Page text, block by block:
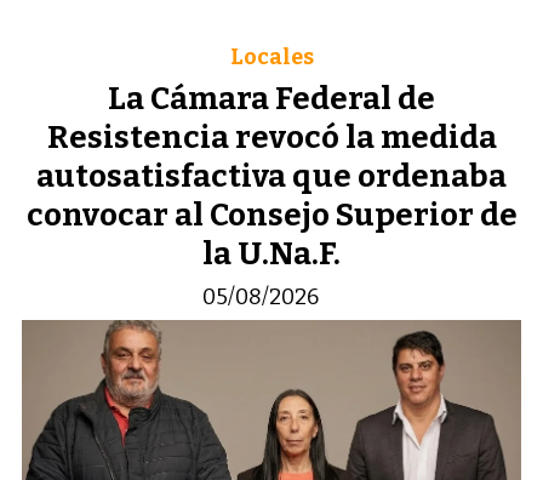
La Cámara Federal de
Resistencia revocó la medida
autosatisfactiva que ordenaba
convocar al Consejo Superior de
la U.Na.F.
Locales
05/08/2026